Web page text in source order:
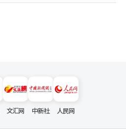
文汇网 中新社 人民网